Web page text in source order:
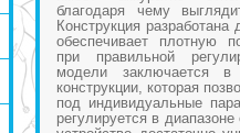
благодаря чему
Конструкция
обеспечивает плотную
при правильной
модели заключается в
конструкции, которая
под индивидуальные
регулируется в